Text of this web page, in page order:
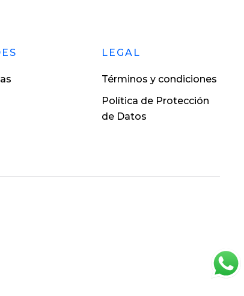
LEGAL
Términos y condiciones
Política de Protección
de Datos